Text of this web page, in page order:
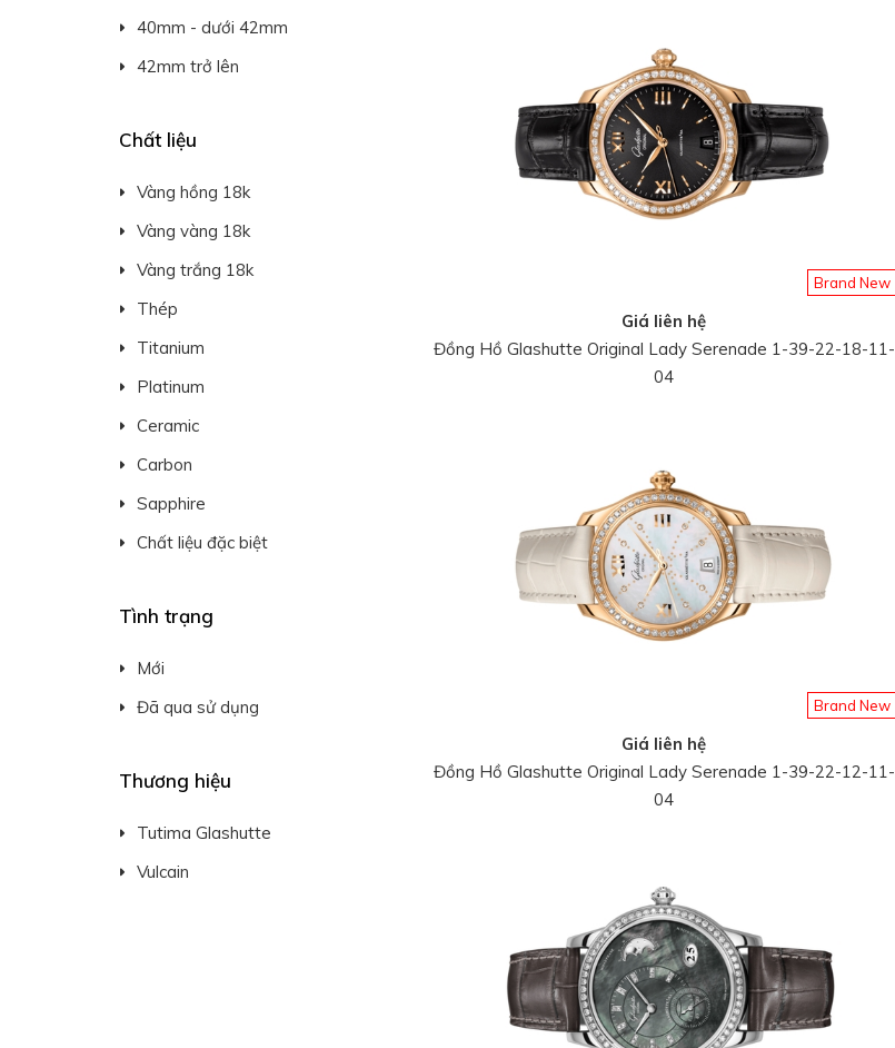
40mm - dưới 42mm
42mm trở lên
Chất liệu
Vàng hồng 18k
Vàng vàng 18k
Vàng trắng 18k
Thép
Titanium
Platinum
Ceramic
Carbon
Sapphire
Chất liệu đặc biệt
Tình trạng
Mới
Đã qua sử dụng
Thương hiệu
Tutima Glashutte
Vulcain
Brand New
Giá liên hệ
Đồng Hồ Glashutte Original Lady Serenade 1-39-22-18-11-
04
Brand New
Giá liên hệ
Đồng Hồ Glashutte Original Lady Serenade 1-39-22-12-11-
04